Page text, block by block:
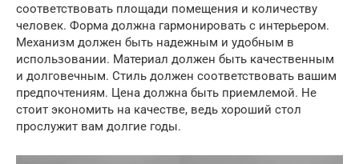
соответствовать площади помещения и количеству
человек. Форма должна гармонировать с интерьером.
Механизм должен быть надежным и удобным в
использовании. Материал должен быть качественным
и долговечным. Стиль должен соответствовать вашим
предпочтениям. Цена должна быть приемлемой. Не
стоит экономить на качестве, ведь хороший стол
прослужит вам долгие годы.